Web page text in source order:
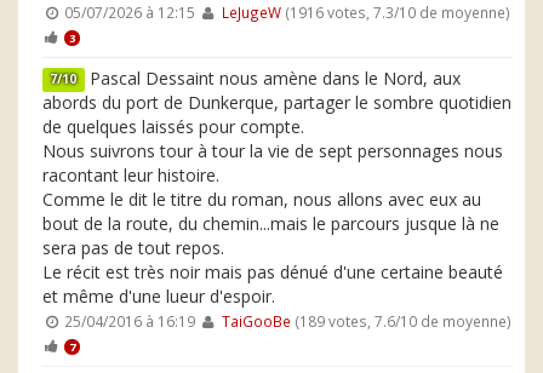
05/07/2026 à 12:15 LeJugeW(1916 votes, 7.3/10 de moyenne)
3
7/10 Pascal Dessaint nous amène dans le Nord, aux
abords du port de Dunkerque, partager le sombre quotidien
de quelques laissés pour compte.
Nous suivrons tour à tour la vie de sept personnages nous
racontant leur histoire.
Comme le dit le titre du roman, nous allons avec eux au
bout de la route, du chemin...mais le parcours jusque là ne
sera pas de tout repos.
Le récit est très noir mais pas dénué d'une certaine beauté
et même d'une lueur d'espoir.
25/04/2016 à 16:19 TaiGooBe (189 votes, 7.6/10 de moyenne)
7